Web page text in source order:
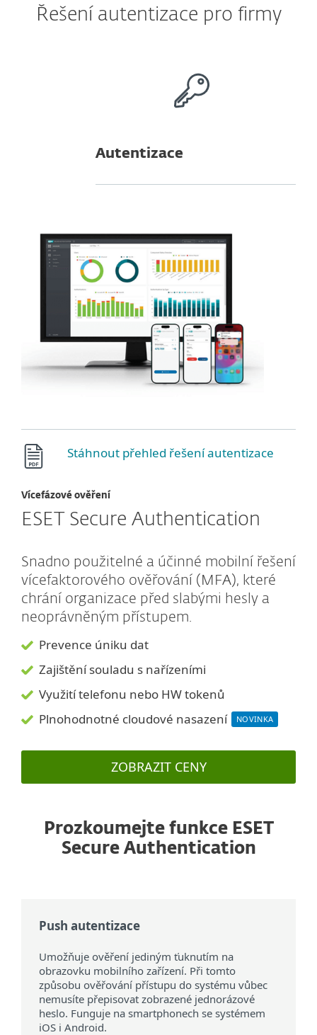
Řešení autentizace pro firmy
Autentizace
Stáhnout přehled řešení autentizace
Vícefázové ověření
ESET Secure Authentication
Snadno použitelné a účinné mobilní řešení
vícefaktorového ověřování (MFA), které
chrání organizace před slabými hesly a
neoprávněným přístupem.
Prevence úniku dat
Zajištění souladu s nařízeními
Využití telefonu nebo HW tokenů
Plnohodnotné cloudové nasazení
NOVINKA
ZOBRAZIT CENY
Prozkoumejte funkce ESET
Secure Authentication
Push autentizace
Umožňuje ověření jediným ťuknutím na
obrazovku mobilního zařízení. Při tomto
způsobu ověřování přístupu do systému vůbec
nemusíte přepisovat zobrazené jednorázové
heslo. Funguje na smartphonech se systémem
iOS i Android.